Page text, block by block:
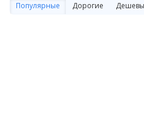
Популярные Дорогие